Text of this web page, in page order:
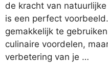
de kracht van
is een perfect
gemakkelijk te
culinaire voordelen,
verbetering van je …